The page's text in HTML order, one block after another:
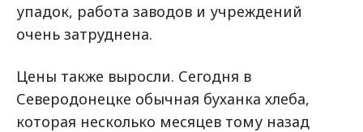
упадок, работа заводов и учреждений
очень затруднена.
Цены также выросли. Сегодня в
Северодонецке обычная буханка хлеба,
которая несколько месяцев тому назад